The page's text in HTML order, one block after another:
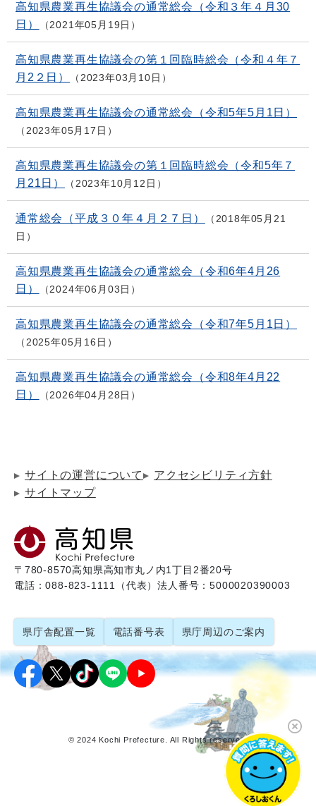
高知県農業再生協議会の通常総会（令和３年４月30
日）
2021年05月19日
高知県農業再生協議会の第１回臨時総会（令和４年７
月2２日）
2023年03月10日
高知県農業再生協議会の通常総会（令和5年5月1日）
2023年05月17日
高知県農業再生協議会の第１回臨時総会（令和5年７
月21日）
2023年10月12日
通常総会（平成３０年４月２７日）
2018年05月21
日
高知県農業再生協議会の通常総会（令和6年4月26
日）
2024年06月03日
高知県農業再生協議会の通常総会（令和7年5月1日）
2025年05月16日
高知県農業再生協議会の通常総会（令和8年4月22
日）
2026年04月28日
サイトの運営について
アクセシビリティ方針
サイトマップ
〒780-8570高知県高知市丸ノ内1丁目2番20号
電話：088-823-1111（代表）法人番号：5000020390003
県庁舎配置一覧 電話番号表 県庁周辺のご案内
© 2024 Kochi Prefecture. All Rights reserved.